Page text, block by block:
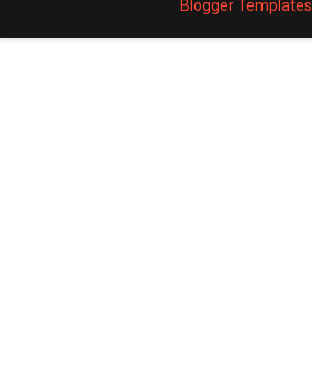
Blogger Templates